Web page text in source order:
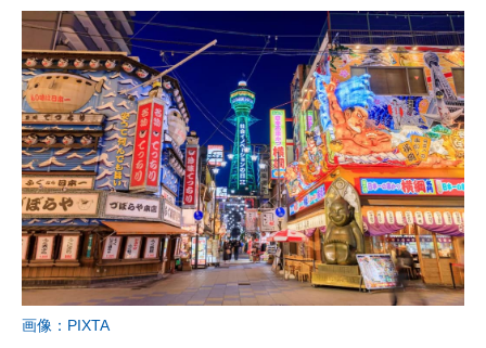
スマホと通信の最新トレンド
進化するPCとデバイスの未来
好きが集まる 比べて選べる
ビジネスと働き方のヒント
AI活用のいまが分かる
企業ITのトレンドを詳説
画像：PIXTA